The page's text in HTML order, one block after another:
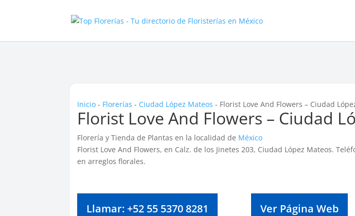
Inicio - Florerías - Ciudad López Mateos - Florist Love And Flowers – Ciudad
Florist Love And Flowers – Ciudad
Florería y Tienda de Plantas en la localidad de México
Florist Love And Flowers, en Calz. de los Jinetes 203, Ciudad López Mateos.
en arreglos florales.
Llamar: +52 55 5370 8281 Ver Página Web